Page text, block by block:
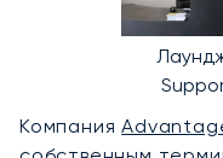
Компания